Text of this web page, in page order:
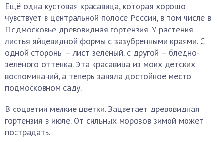
Ещё одна кустовая красавица, которая хорошо
чувствует в центральной полосе России, в том числе в
Подмосковье древовидная гортензия. У растения
листья яйцевидной формы с зазубренными краями. С
одной стороны – лист зелёный, с другой – бледно-
зелёного оттенка. Эта красавица из моих детских
воспоминаний, а теперь заняла достойное место
подмосковном саду.
В соцветии мелкие цветки. Зацветает древовидная
гортензия в июле. От сильных морозов зимой может
пострадать.